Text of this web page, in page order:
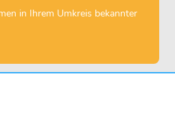
in Ihrem Umkreis bekannter